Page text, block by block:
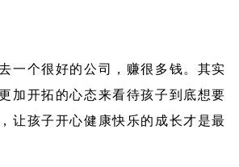
一个很好的公司，赚很多钱。其实
加开拓的心态来看待孩子到底想要
让孩子开心健康快乐的成长才是最